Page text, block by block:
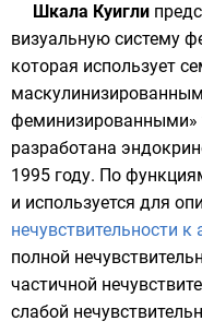
Шкала Куигли
визуальную систему
которая использует
феминизированными»
разработана
1995 году. По
и используется для
нечувствительности к
полной
частичной
слабой